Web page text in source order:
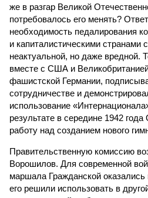
же в разгар Великой
потребовалось его менять?
необходимость педалирования
и капиталистическими странами
неактуальной, но даже вредной.
вместе с США и
фашистской Германии,
сотрудничестве и
использование
результате в середине 1942
работу над созданием нового
Правительственную комиссию
Ворошилов. Для современной
маршала Гражданской
его решили использовать в